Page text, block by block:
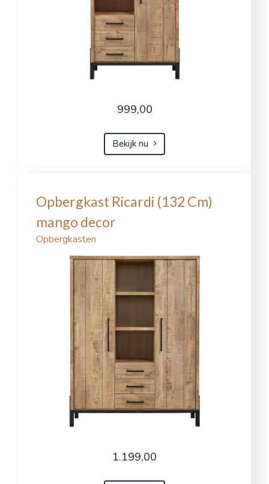
999,00
Bekijk nu
Opbergkast Ricardi (132 Cm)
mango decor
Opbergkasten
1.199,00